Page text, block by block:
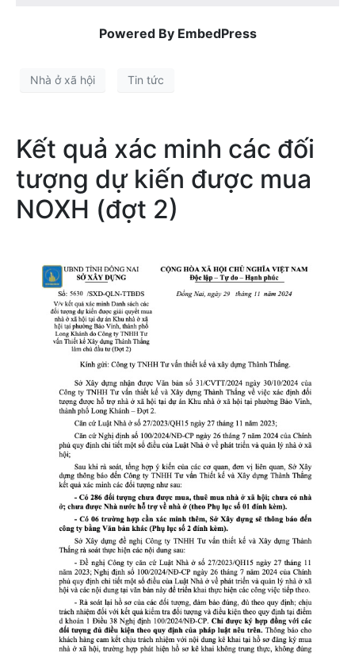
Powered By EmbedPress
Nhà ở xã hội Tin tức
Kết quả xác minh các đối
tượng dự kiến được mua
NOXH (đợt 2)